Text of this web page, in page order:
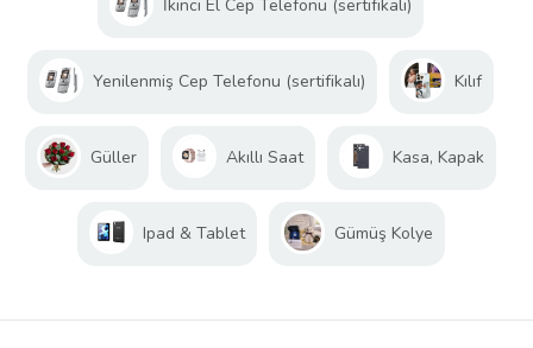
İkinci El Cep Telefonu (sertifikalı)
Yenilenmiş Cep Telefonu (sertifikalı) Kılıf
Güller Akıllı Saat Kasa, Kapak
Ipad & Tablet Gümüş Kolye